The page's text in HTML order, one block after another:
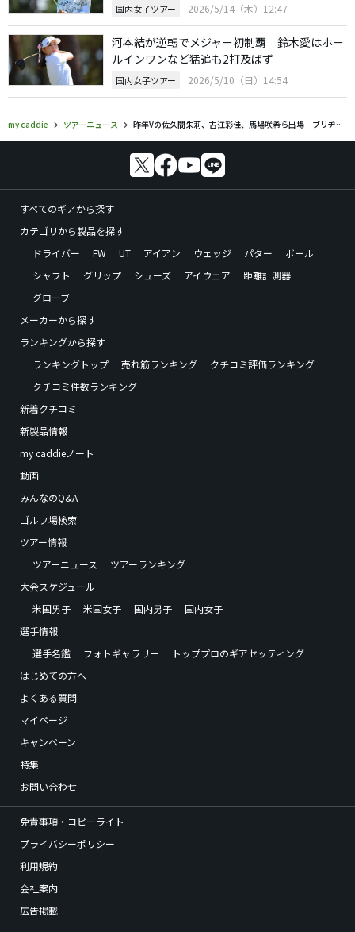
国内女子ツアー 2026/5/14（木）12:47
河本結が逆転でメジャー初制覇 鈴木愛はホー
ルインワンなど猛追も2打及ばず
国内女子ツアー 2026/5/10（日）14:54
my caddie ツアーニュース 昨年Vの佐久間朱莉、古江彩佳、馬場咲希ら出場 ブリヂストンレディス
すべてのギアから探す
カテゴリから製品を探す
ドライバー
FW UT アイアン ウェッジ パター
ボール
シャフト
グリップ シューズ アイウェア
距離計測器
グローブ
メーカーから探す
ランキングから探す
ランキングトップ
売れ筋ランキング
クチコミ評価ランキング
クチコミ件数ランキング
新着クチコミ
新製品情報
my caddieノート
動画
みんなのQ&A
ゴルフ場検索
ツアー情報
ツアーニュース
ツアーランキング
大会スケジュール
米国男子
米国女子 国内男子
国内女子
選手情報
選手名鑑
フォトギャラリー
トッププロのギアセッティング
はじめての方へ
よくある質問
マイページ
キャンペーン
特集
お問い合わせ
免責事項・コピーライト
プライバシーポリシー
利用規約
会社案内
広告掲載